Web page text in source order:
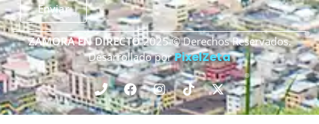
Enviar
ZAMORA EN DIRECTO2025 © Derechos Reservados.
Desarrollado porPixelZeta